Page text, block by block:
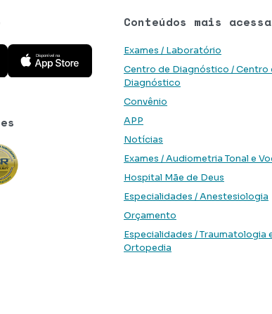
Conteúdos mais
Exames / Laboratório
Centro de Diagnóstico / Centro
Diagnóstico
Convênio
APP
Notícias
Exames / Audiometria Tonal e
Hospital Mãe de Deus
Especialidades / Anestesiologia
Orçamento
Especialidades / Traumatologia
Ortopedia
Google Play Store
Baixe o aplicativo na App Store